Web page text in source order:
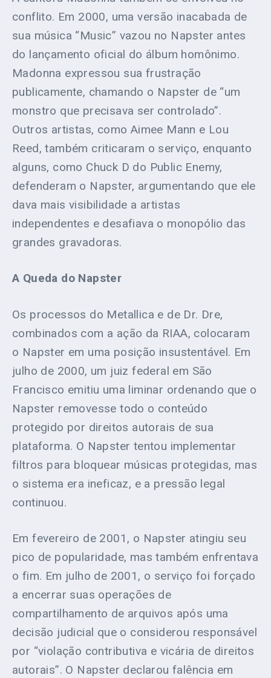
conflito. Em 2000, uma versão inacabada de
sua música “Music” vazou no Napster antes
do lançamento oficial do álbum homônimo.
Madonna expressou sua frustração
publicamente, chamando o Napster de “um
monstro que precisava ser controlado”.
Outros artistas, como Aimee Mann e Lou
Reed, também criticaram o serviço, enquanto
alguns, como Chuck D do Public Enemy,
defenderam o Napster, argumentando que ele
dava mais visibilidade a artistas
independentes e desafiava o monopólio das
grandes gravadoras.
A Queda do Napster
Os processos do Metallica e de Dr. Dre,
combinados com a ação da RIAA, colocaram
o Napster em uma posição insustentável. Em
julho de 2000, um juiz federal em São
Francisco emitiu uma liminar ordenando que o
Napster removesse todo o conteúdo
protegido por direitos autorais de sua
plataforma. O Napster tentou implementar
filtros para bloquear músicas protegidas, mas
o sistema era ineficaz, e a pressão legal
continuou.
Em fevereiro de 2001, o Napster atingiu seu
pico de popularidade, mas também enfrentava
o fim. Em julho de 2001, o serviço foi forçado
a encerrar suas operações de
compartilhamento de arquivos após uma
decisão judicial que o considerou responsável
por “violação contributiva e vicária de direitos
autorais”. O Napster declarou falência em